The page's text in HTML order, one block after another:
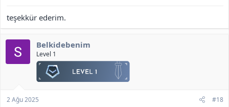
teşekkür ederim.
Belkidebenim
Level 1
2 Ağu 2025 #18